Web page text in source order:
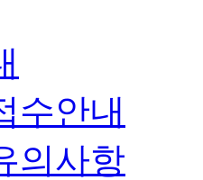
수안내
의사항